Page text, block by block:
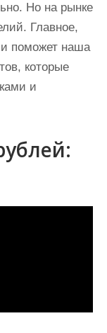
Но на рынке
Главное,
поможет наша
которые
и